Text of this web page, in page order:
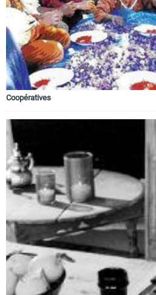
Coopératives